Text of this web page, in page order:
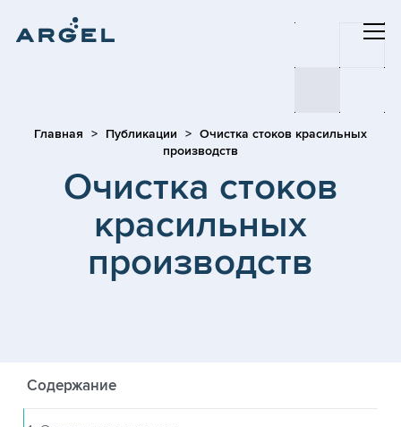
Главная Публикации
Очистка стоков красильных
производств
Очистка стоков
красильных
производств
Содержание